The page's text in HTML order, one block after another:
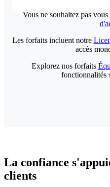
Vous ne souhaitez pas vous
Les forfaits incluent notre
accès
Explorez nos forfaits
fonctionnalités
La confiance
clients